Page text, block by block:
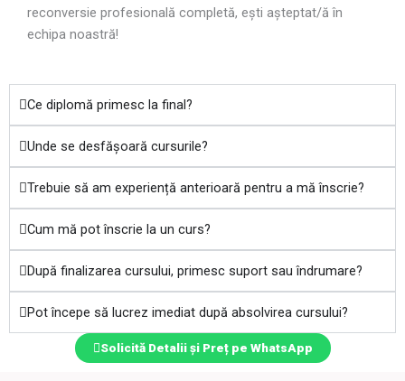
reconversie profesională completă, ești așteptat/ă în
echipa noastră!
Ce diplomă primesc la final?
Unde se desfășoară cursurile?
Trebuie să am experiență anterioară pentru a mă înscrie?
Cum mă pot înscrie la un curs?
După finalizarea cursului, primesc suport sau îndrumare?
Pot începe să lucrez imediat după absolvirea cursului?
Solicită Detalii și Preț pe WhatsApp